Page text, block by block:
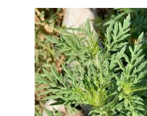
08 августа 2026 16:56
Журналисты
на субботник в
Островского
08 августа 2026 15:59